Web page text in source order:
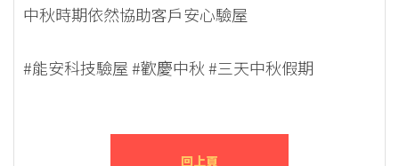
中秋時期依然協助客戶安心驗屋
#能安科技驗屋 #歡慶中秋 #三天中秋假期
回上頁